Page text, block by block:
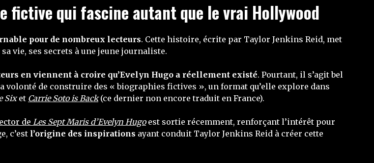
fictive qui fascine autant que le vrai Hollywood
pour de nombreux lecteurs. Cette histoire, écrite par Taylor Jenkins Reid, met
vie, ses secrets à une jeune journaliste.
en viennent à croire qu’Evelyn Hugo a réellement existé. Pourtant, il s’agit bel
volonté de construire des « biographies fictives », un format qu’elle explore dans
Sixet Carrie Soto is Back(ce dernier non encore traduit en France).
de Les Sept Maris d’Evelyn Hugoest sortie récemment, renforçant l’intérêt pour
c’est l’origine des inspirations ayant conduit Taylor Jenkins Reid à créer cette